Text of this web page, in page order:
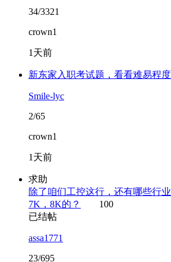
34/3321
crown1
1天前
新东家入职考试题，看看难易程
Smile-lyc
2/65
crown1
1天前
求助
除了咱们工控这行，还有哪些行
7K，8K的？
100
已结帖
assa1771
23/695